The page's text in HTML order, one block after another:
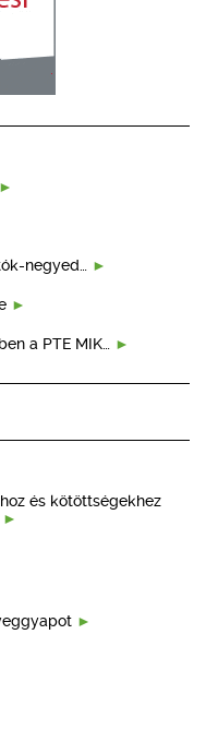
negyed…
a PTE MIK…
és kötöttségekhez